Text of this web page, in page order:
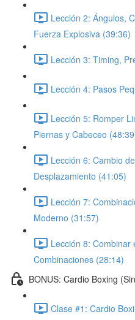
Lección 2: Ángulos,
Fuerza Explosiva (39:36)
Lección 3: Timing,
Lección 4: Pasos
Lección 5: Romper
Piernas y Cabeceo
Lección 6: Cambio
Desplazamiento (41:05)
Lección 7:
Moderno (31:57)
Lección 8: Combinar
Combinaciones (28:14)
BONUS: Cardio Boxing
Clase #1: Cardio